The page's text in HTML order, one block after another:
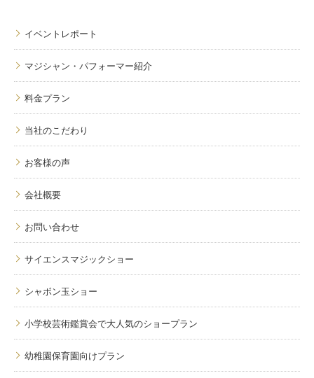
イベントレポート
マジシャン・パフォーマー紹介
料金プラン
当社のこだわり
お客様の声
会社概要
お問い合わせ
サイエンスマジックショー
シャボン玉ショー
小学校芸術鑑賞会で大人気のショープラン
幼稚園保育園向けプラン